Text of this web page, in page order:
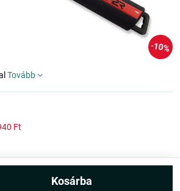
10%
Tovább
Ft
kosárba